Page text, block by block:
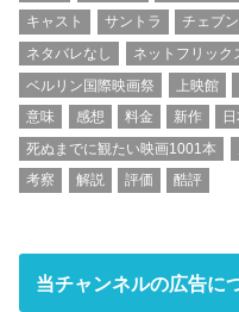
キャスト
サントラ チェブ
ネタバレなし
ネットフリック
ベルリン国際映画祭
上映館
意味
感想 料金 新作
死ぬまでに観たい映画1001本
考察
解説 評価 酷評
当チャンネルの広告に